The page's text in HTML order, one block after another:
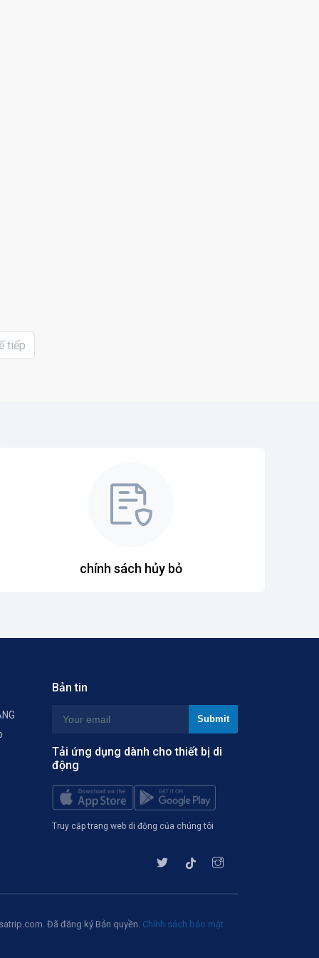
tiếp
chính sách hủy bỏ
Bản tin
Tải ứng dụng dành cho thiết bị di
động
Truy cập trang web di động của chúng tôi
Đã đăng ký Bản quyền. Chính sách bảo mật